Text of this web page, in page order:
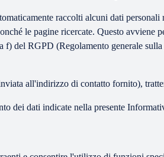
raccolti alcuni dati
le pagine ricercate. Questo
f) del RGPD (Regolamento generale
all'indirizzo di contatto fornito),
dei dati indicate nella presente